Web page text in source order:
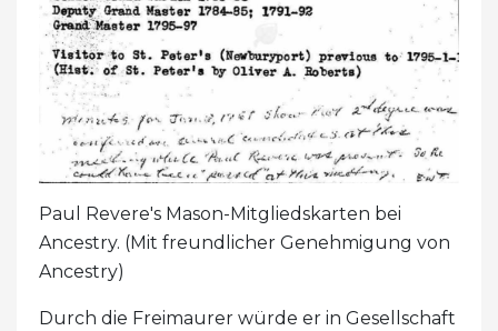
Paul Revere's Mason-Mitgliedskarten bei
Ancestry. (Mit freundlicher Genehmigung von
Ancestry)
Durch die Freimaurer würde er in Gesellschaft